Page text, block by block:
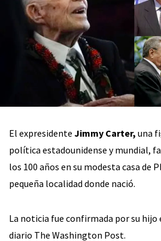
El expresidente Jimmy Carter, una
política estadounidense y mundial,
los 100 años en su modesta casa de
pequeña localidad donde nació.
La noticia fue confirmada por su hijo
diario The Washington Post.